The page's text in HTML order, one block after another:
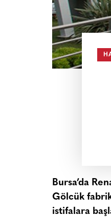
Bursa’da
Gölcük
istifalara